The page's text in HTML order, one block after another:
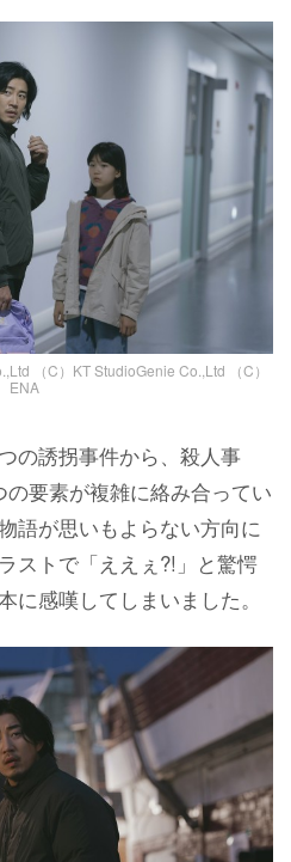
（C）KT StudioGenie Co.,Ltd （C）
ENA
の誘拐事件から、殺人事
要素が複雑に絡み合ってい
語が思いもよらない方向に
ストで「ええぇ?!」と驚愕
に感嘆してしまいました。